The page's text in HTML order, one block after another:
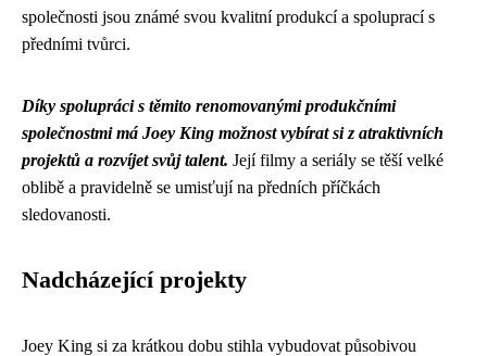
společnosti jsou známé svou kvalitní produkcí a spoluprací s
předními tvůrci.
Díky spolupráci s těmito renomovanými produkčními
společnostmi má Joey King možnost vybírat si z atraktivních
projektů a rozvíjet svůj talent. Její filmy a seriály se těší velké
oblibě a pravidelně se umisťují na předních příčkách
sledovanosti.
Nadcházející projekty
Joey King si za krátkou dobu stihla vybudovat působivou